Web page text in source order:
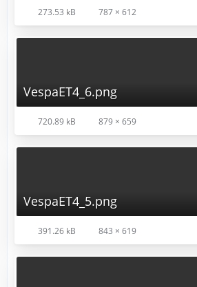
273.53 kB 787 × 612
VespaET4_6.png
720.89 kB 879 × 659
VespaET4_5.png
391.26 kB 843 × 619